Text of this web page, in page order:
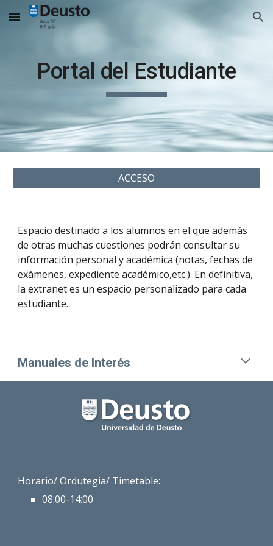
Skip to main content Skip to navigation
Portal del Estudiante
ACCESO
Espacio destinado a los alumnos en el que además
de otras muchas cuestiones podrán consultar su
información personal y académica (notas, fechas de
exámenes, expediente académico,etc.). En definitiva,
la extranet es un espacio personalizado para cada
estudiante.
Manuales de Interés
Horario/Ordutegia/ Timetable:
08:00-14:00